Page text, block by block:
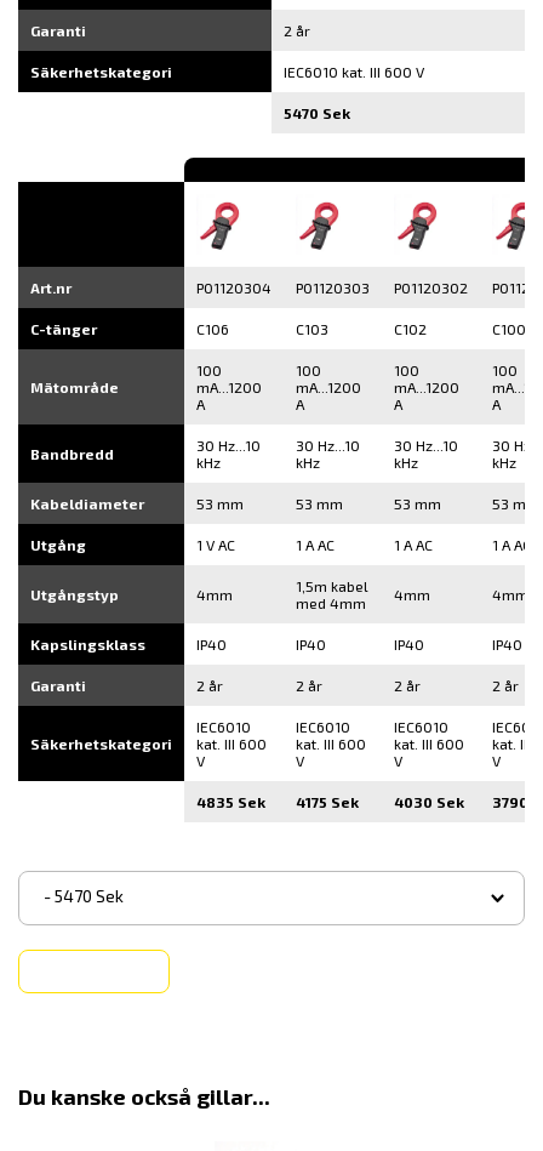
Garanti 2 år
Säkerhetskategori IEC6010 kat. III 600 V
5470 Sek
Art.nr P01120304 P01120303 P01120302
C-tänger C106 C103 C102 C100
Mätområde
100
mA...1200
A
100
mA...1200
A
100
mA...1200
A
100
A
Bandbredd
30 Hz...10
kHz
30 Hz...10
kHz
30 Hz...10
kHz
30
kHz
Kabeldiameter 53 mm 53 mm 53 mm 53 mm
Utgång 1 V AC 1 A AC 1 A AC 1 A AC
Utgångstyp 4mm
1,5m kabel
med 4mm
4mm 4mm
Kapslingsklass IP40 IP40 IP40 IP40
Garanti 2 år 2 år 2 år 2 år
Säkerhetskategori
IEC6010
kat. III 600
V
IEC6010
kat. III 600
V
IEC6010
kat. III 600
V
kat. III
V
4835 Sek 4175 Sek 4030 Sek 3790
- 5470 Sek
▾
Du kanske också gillar...